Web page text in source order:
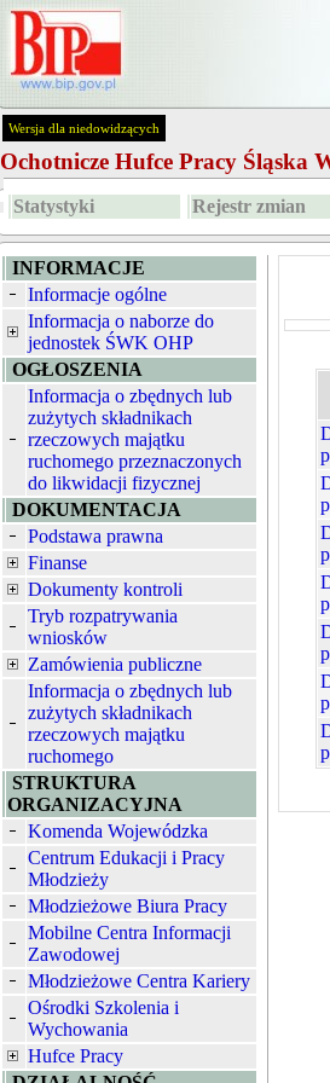
Wersja dla niedowidzących
Ochotnicze Hufce Pracy Śląska
Statystyki Rejestr zmian
INFORMACJE
Informacje ogólne
Informacja o naborze do
jednostek ŚWK OHP
OGŁOSZENIA
Informacja o zbędnych lub
zużytych składnikach
rzeczowych majątku
ruchomego przeznaczonych
do likwidacji fizycznej
DOKUMENTACJA
Podstawa prawna
Finanse
Dokumenty kontroli
Tryb rozpatrywania
wniosków
Zamówienia publiczne
Informacja o zbędnych lub
zużytych składnikach
rzeczowych majątku
ruchomego
STRUKTURA
ORGANIZACYJNA
Komenda Wojewódzka
Centrum Edukacji i Pracy
Młodzieży
Młodzieżowe Biura Pracy
Mobilne Centra Informacji
Zawodowej
Młodzieżowe Centra Kariery
Ośrodki Szkolenia i
Wychowania
Hufce Pracy